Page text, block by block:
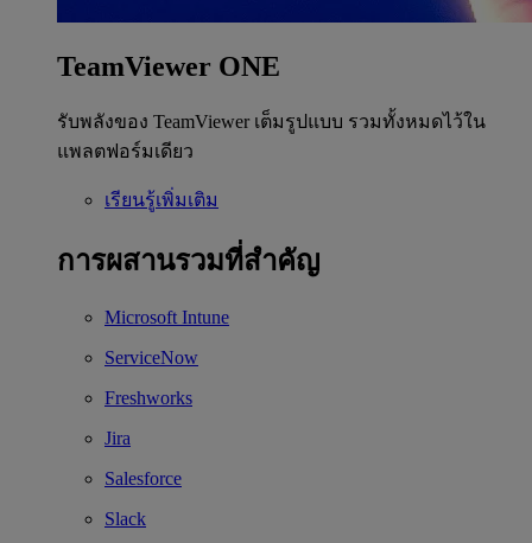
TeamViewer ONE
รับพลังของ TeamViewer เต็มรูปแบบ รวมทั้งหมดไว้ใน
แพลตฟอร์มเดียว
เรียนรู้เพิ่มเติม
การผสานรวมที่สำคัญ
Microsoft Intune
ServiceNow
Freshworks
Jira
Salesforce
Slack